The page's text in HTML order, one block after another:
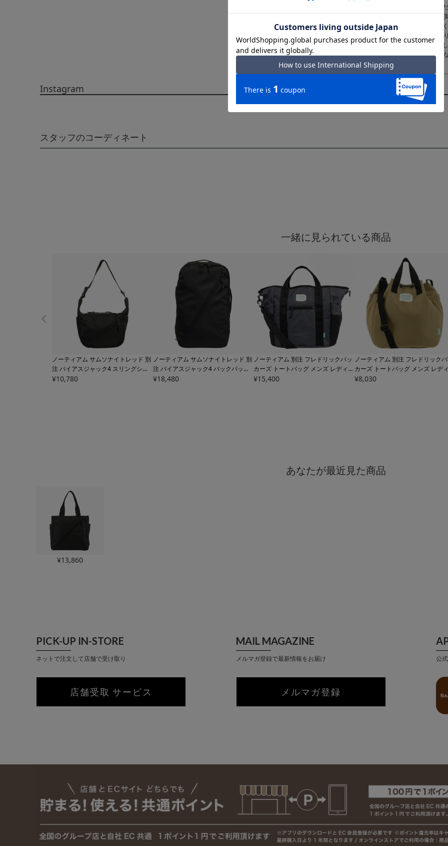
● 商品の画像は、でき
発色または設定により、
● メーカーサイズ、もし
干サイズのばらつきがあ
● 天然皮革・素材を使用
ミ・シワ感や焦げ、濃淡
い。
Instagram
スタッフのコーディネート
一緒に見られている商品
ノーティアム サムソナイトレッド 別
注 バイアスジャック4 スリングショ
ルダー メンズ レディース
¥10,780
ノーティアム サムソナイトレッド 別
注 バイアスジャック4 バックパック
メンズ レディース
¥18,480
ノーティアム 別注 フレドリックパッ
カーズ トートバッグ メンズ レディー
ス ERD03TIPITOTE NAUGHTIAM FR
¥15,400
ノーティアム 別注 フレドリックパ
カーズ トートバッグ メンズ レデ
スERD03BLOMSDNT NAUGHTIAM
¥8,030
あなたが最近見た商品
¥13,860
PICK-UP IN-STORE
ネットで注文して店舗で受け取り
店舗受取 サービス
MAIL MAGAZINE
メルマガ登録で最新情報をお届け
メルマガ登録
公